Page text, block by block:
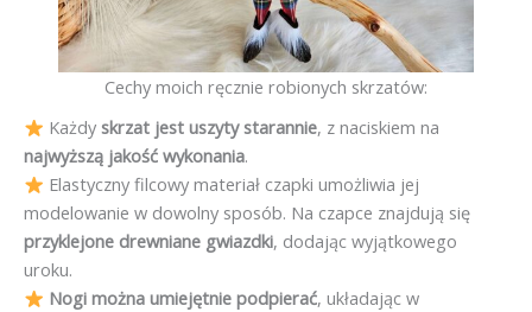
Cechy moich ręcznie robionych skrzatów:
Każdy skrzat jest uszyty starannie, z naciskiem na
najwyższą jakość wykonania.
Elastyczny filcowy materiał czapki umożliwia jej
modelowanie w dowolny sposób. Na czapce znajdują się
przyklejone drewniane gwiazdki, dodając wyjątkowego
uroku.
Nogi można umiejętnie podpierać, układając w